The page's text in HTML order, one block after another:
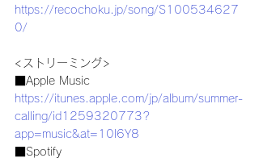
https://recochoku.jp/song/S100534627
0/
<ストリーミング>
■Apple Music
https://itunes.apple.com/jp/album/summer-
calling/id1259320773?
app=music&at=10l6Y8
■Spotify